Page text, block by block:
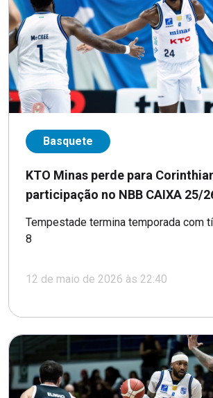
Basquete
KTO Minas perde para
participação no NBB CAIXA 25/
Tempestade termina temporada com
8
12 de maio de 2026 às 22:40